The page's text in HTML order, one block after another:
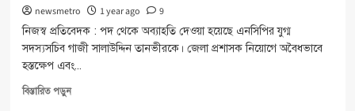
newsmetro 1 year ago
9
নিজস্ব প্রতিবেদক : পদ থেকে অব্যাহতি দেওয়া হয়েছে এনসিপির যুগ্ম
সদস্যসচিব গাজী সালাউদ্দিন তানভীরকে। জেলা প্রশাসক নিয়োগে অবৈধভাবে
হস্তক্ষেপ এবং...
বিস্তারিত পড়ুনRead